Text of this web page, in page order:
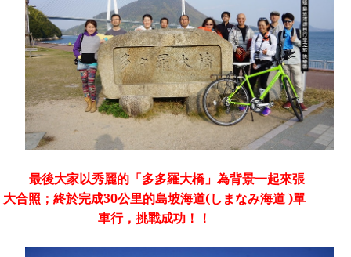
最後大家以秀麗的「多多羅大橋」為背景一起來張
大合照；終於完成30公里的島坡海道(しまなみ海道)單
車行，挑戰成功！！